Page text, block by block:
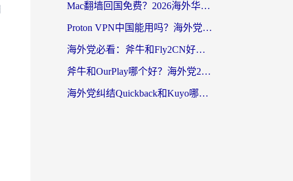
Mac翻墙回国免费？2026海外华人亲测：从CCTV5直播到国内APP，这样选加速器才靠谱
Proton VPN中国能用吗？海外党选回国加速器的避坑指南（附番茄加速器实测）
海外党必看：斧牛和Fly2CN好用吗？3招教你选对回国加速器（附免费试用攻略）
斧牛和OurPlay哪个好？海外党2026亲测：选对加速器，国内资源秒加载
海外党纠结Quickback和Kuyo哪个好？选对回国加速器才能无缝刷国内资源